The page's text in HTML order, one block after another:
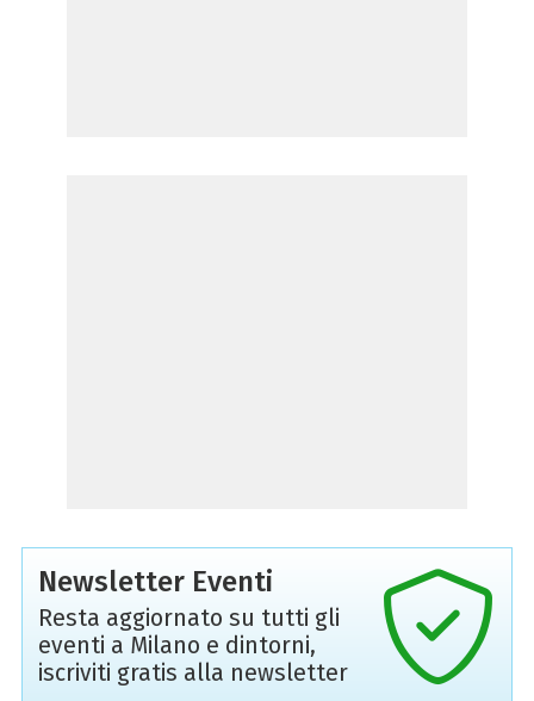
Newsletter Eventi
Resta aggiornato su tutti gli
eventi a Milano e dintorni,
iscriviti gratis alla newsletter